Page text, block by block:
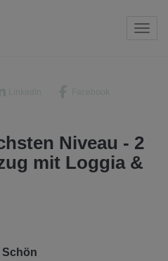
Niveau - 2
mit Loggia &